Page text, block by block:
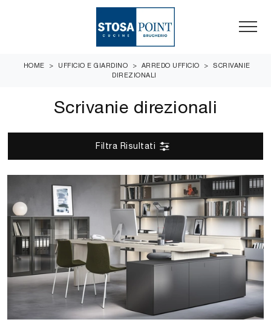
HOME > UFFICIO E GIARDINO > ARREDO UFFICIO >
SCRIVANIE
DIREZIONALI
Scrivanie direzionali
Filtra Risultati